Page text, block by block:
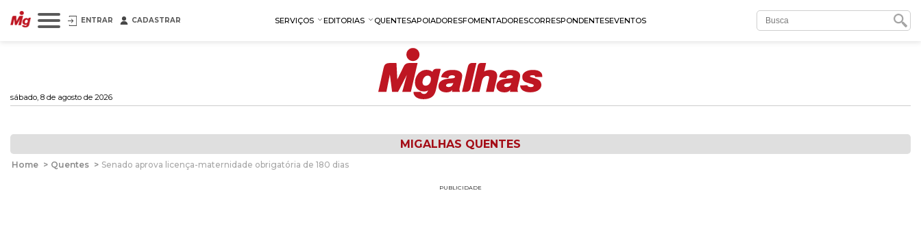
ENTRAR CADASTRAR SERVIÇOS EDITORIAS QUENTESAPOIADORESFOMENTADORESCORRESPONDENTESEVENTOS
sábado, 8 de agosto de 2026
MIGALHAS QUENTES
Home > Quentes > Senado aprova licença-maternidade obrigatória de 180 dias
PUBLICIDADE